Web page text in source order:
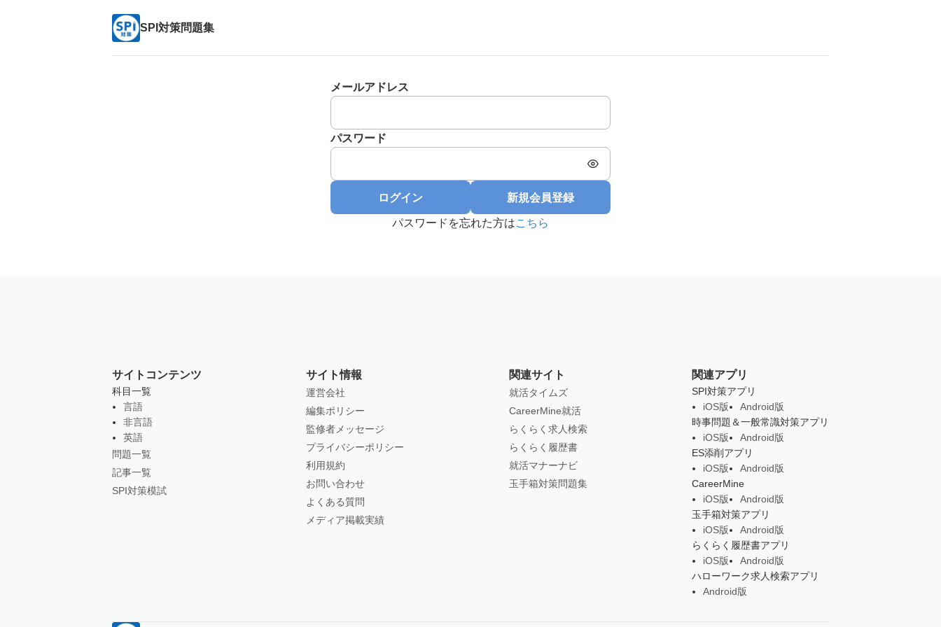
SPI対策問題集
メールアドレス
パスワード
ログイン 新規会員登録
パスワードを忘れた方はこちら
サイトコンテンツ
科目一覧
言語
非言語
英語
問題一覧
記事一覧
SPI対策模試
サイト情報
運営会社
編集ポリシー
監修者メッセージ
プライバシーポリシー
利用規約
お問い合わせ
よくある質問
メディア掲載実績
関連サイト
就活タイムズ
CareerMine就活
らくらく求人検索
らくらく履歴書
就活マナーナビ
玉手箱対策問題集
関連アプリ
SPI対策アプリ
iOS版
Android版
時事問題＆一般常識対策アプリ
iOS版
Android版
ES添削アプリ
iOS版
Android版
CareerMine
iOS版
Android版
玉手箱対策アプリ
iOS版
Android版
らくらく履歴書アプリ
iOS版
Android版
ハローワーク求人検索アプリ
Android版